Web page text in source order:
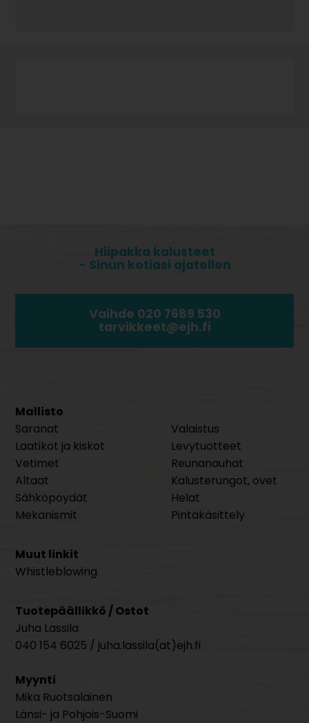
Hiipakka kalusteet
- Sinun kotiasi ajatellen
Vaihde 020 7689 530
tarvikkeet@ejh.fi
Mallisto
Saranat
Laatikot ja kiskot
Vetimet
Altaat
Sähköpöydät
Mekanismit
Valaistus
Levytuotteet
Reunanauhat
Kalusterungot, ovet
Helat
Pintakäsittely
Muut linkit
Whistleblowing
Tuotepäällikkö / Ostot
Juha Lassila
040 154 6025 / juha.lassila(at)ejh.fi
Myynti
Mika Ruotsalainen
Länsi- ja Pohjois-Suomi